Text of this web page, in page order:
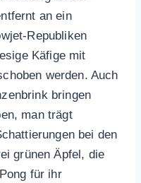
an ein
Republiken
Käfige mit
werden. Auch
bringen
man trägt
bei den
grünen Äpfel, die
für ihr